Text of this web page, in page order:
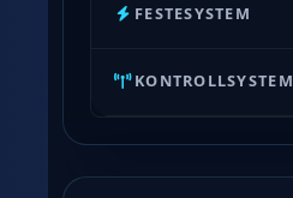
e
n
FESTESYSTEM
KONTROLLSYSTEM